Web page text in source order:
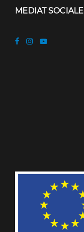
MEDIAT SOCIALE